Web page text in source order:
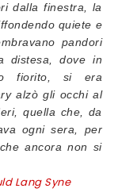
dalla finestra, la
quiete e
pandori
distesa, dove in
fiorito, si era
alzò gli occhi al
quella che, da
ogni sera, per
ancora non si
Lang Syne